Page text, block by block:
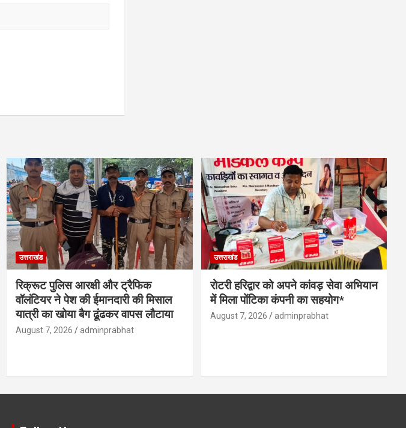
उत्तराखंड
रिक्रूट पुलिस आरक्षी और ट्रैफिक
वॉलंटियर ने पेश की ईमानदारी की मिसाल
यात्री का खोया बैग ढूंढकर वापस लौटाया
August 7, 2026 adminprabhat
उत्तराखंड
रोटरी हरिद्वार को अपने कांवड़ सेवा अभियान
में मिला पोंटिका कंपनी का सहयोग*
August 7, 2026 adminprabhat